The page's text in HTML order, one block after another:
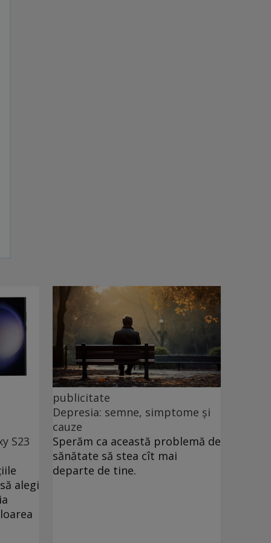
S23
alegi
publicitate
Depresia: semne, simptome și
cauze
Sperăm ca această problemă de
sănătate să stea cît mai
departe de tine.